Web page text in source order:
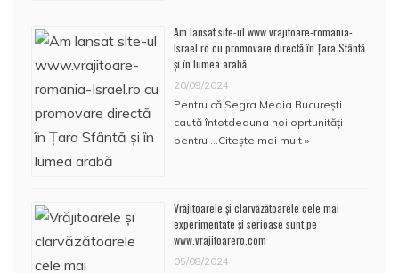
Am lansat site-ul www.vrajitoare-romania-
Israel.ro cu promovare directă în Țara Sfântă
și în lumea arabă
20/09/2024
Pentru că Segra Media București
caută întotdeauna noi oprtunități
pentru …Citește mai mult »
Vrăjitoarele și clarvăzătoarele cele mai
experimentate și serioase sunt pe
www.vrajitoarero.com
05/08/2024